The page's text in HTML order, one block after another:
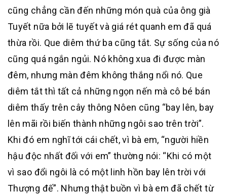
cũng chẳng cần đến những món quà của ông già
Tuyết nữa bởi lẽ tuyết và giá rét quanh em đã quá
thừa rồi. Que diêm thứ ba cũng tắt. Sự sống của nó
cũng quá ngắn ngủi. Nó không xua đi được màn
đêm, nhưng màn đêm không thắng nổi nó. Que
diêm tắt thì tất cả những ngọn nến mà cô bé bán
diêm thấy trên cây thông Nôen cũng “bay lên, bay
lên mãi rồi biến thành những ngôi sao trên trời”.
Khi đó em nghĩ tới cái chết, vì bà em, “người hiền
hậu độc nhất đối với em” thường nói: “Khi có một
vì sao đổi ngôi là có một linh hồn bay lên trời với
Thượng đế”. Nhưng thật buồn vì bà em đã chết từ